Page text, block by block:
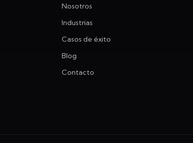
Nosotros
Industrias
Casos de éxito
Blog
Contacto